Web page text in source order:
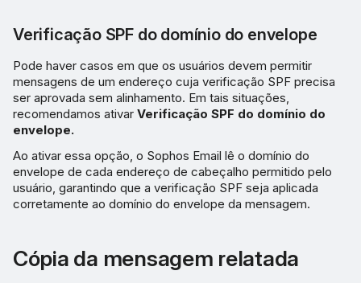
Verificação SPF do domínio do envelope
Pode haver casos em que os usuários devem permitir
mensagens de um endereço cuja verificação SPF precisa
ser aprovada sem alinhamento. Em tais situações,
recomendamos ativar Verificação SPF do domínio do
envelope.
Ao ativar essa opção, o Sophos Email lê o domínio do
envelope de cada endereço de cabeçalho permitido pelo
usuário, garantindo que a verificação SPF seja aplicada
corretamente ao domínio do envelope da mensagem.
Cópia da mensagem relatada